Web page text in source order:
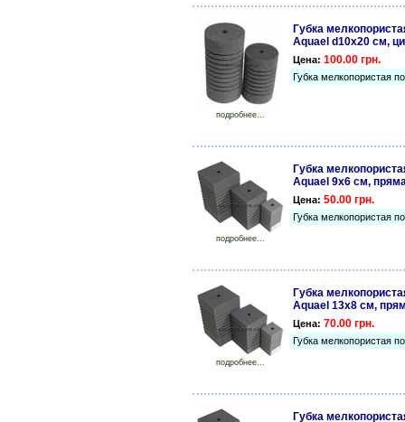
подробнее...
Губка
Aquael d10х20 см,
Цена: 100.00 грн.
Губка мелкопористая
подробнее...
Губка
Aquael 9х6 см,
Цена: 50.00 грн.
Губка мелкопористая
подробнее...
Губка
Aquael 13х8 см,
Цена: 70.00 грн.
Губка мелкопористая
Губка